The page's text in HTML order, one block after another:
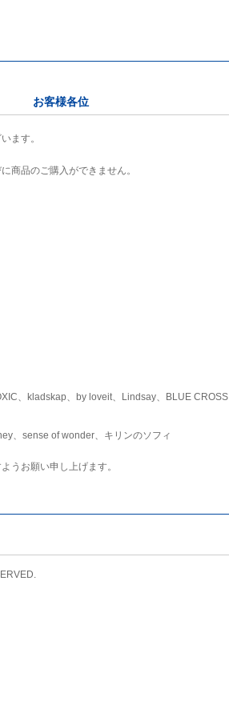
お客様各位
ます。
商品のご購入ができません。
、kladskap、by loveit、Lindsay、BLUE CROSS
、sense of wonder、キリンのソフィ
うお願い申し上げます。